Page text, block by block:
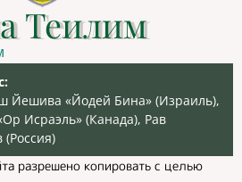
Теилим
Йешива «Йодей Бина» (Израиль),
Исраэль» (Канада), Рав
разрешено копировать с целью